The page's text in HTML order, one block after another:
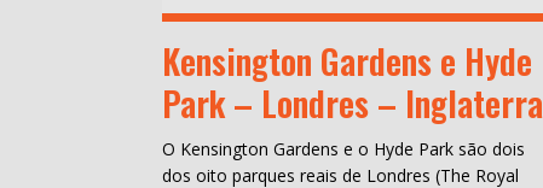
Kensington Gardens e Hyde
Park – Londres – Inglaterra
O Kensington Gardens e o Hyde Park são dois
dos oito parques reais de Londres (The Royal